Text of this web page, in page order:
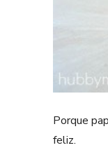
Porque
feliz.